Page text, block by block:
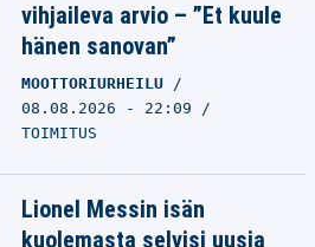
vihjaileva arvio – ”Et kuule
hänen sanovan”
MOOTTORIURHEILU
08.08.2026 - 22:09
TOIMITUS
Lionel Messin isän
kuolemasta selvisi uusia